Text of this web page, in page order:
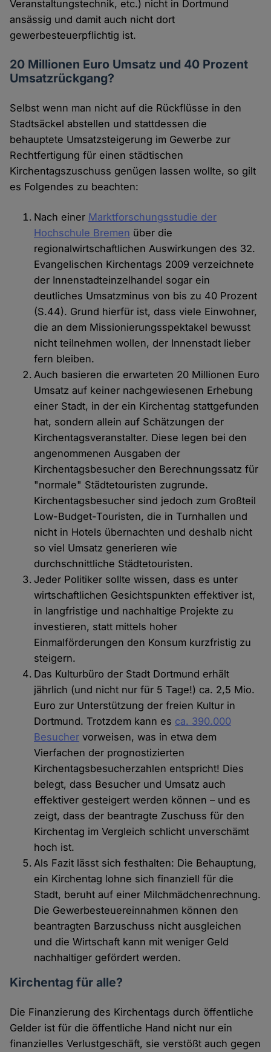
Veranstaltungstechnik, etc.) nicht in Dortmund
ansässig und damit auch nicht dort
gewerbesteuerpflichtig ist.
20 Millionen Euro Umsatz und 40 Prozent
Umsatzrückgang?
Selbst wenn man nicht auf die Rückflüsse in den
Stadtsäckel abstellen und stattdessen die
behauptete Umsatzsteigerung im Gewerbe zur
Rechtfertigung für einen städtischen
Kirchentagszuschuss genügen lassen wollte, so gilt
es Folgendes zu beachten:
Nach einer Marktforschungsstudie der
Hochschule Bremen über die
regionalwirtschaftlichen Auswirkungen des 32.
Evangelischen Kirchentags 2009 verzeichnete
der Innenstadteinzelhandel sogar ein
deutliches Umsatzminus von bis zu 40 Prozent
(S.44). Grund hierfür ist, dass viele Einwohner,
die an dem Missionierungsspektakel bewusst
nicht teilnehmen wollen, der Innenstadt lieber
fern bleiben.
Auch basieren die erwarteten 20 Millionen Euro
Umsatz auf keiner nachgewiesenen Erhebung
einer Stadt, in der ein Kirchentag stattgefunden
hat, sondern allein auf Schätzungen der
Kirchentagsveranstalter. Diese legen bei den
angenommenen Ausgaben der
Kirchentagsbesucher den Berechnungssatz für
"normale" Städtetouristen zugrunde.
Kirchentagsbesucher sind jedoch zum Großteil
Low-Budget-Touristen, die in Turnhallen und
nicht in Hotels übernachten und deshalb nicht
so viel Umsatz generieren wie
durchschnittliche Städtetouristen.
Jeder Politiker sollte wissen, dass es unter
wirtschaftlichen Gesichtspunkten effektiver ist,
in langfristige und nachhaltige Projekte zu
investieren, statt mittels hoher
Einmalförderungen den Konsum kurzfristig zu
steigern.
Das Kulturbüro der Stadt Dortmund erhält
jährlich (und nicht nur für 5 Tage!) ca. 2,5 Mio.
Euro zur Unterstützung der freien Kultur in
Dortmund. Trotzdem kann es ca. 390.000
Besucher vorweisen, was in etwa dem
Vierfachen der prognostizierten
Kirchentagsbesucherzahlen entspricht! Dies
belegt, dass Besucher und Umsatz auch
effektiver gesteigert werden können – und es
zeigt, dass der beantragte Zuschuss für den
Kirchentag im Vergleich schlicht unverschämt
hoch ist.
Als Fazit lässt sich festhalten: Die Behauptung,
ein Kirchentag lohne sich finanziell für die
Stadt, beruht auf einer Milchmädchenrechnung.
Die Gewerbesteuereinnahmen können den
beantragten Barzuschuss nicht ausgleichen
und die Wirtschaft kann mit weniger Geld
nachhaltiger gefördert werden.
Kirchentag für alle?
Die Finanzierung des Kirchentags durch öffentliche
Gelder ist für die öffentliche Hand nicht nur ein
finanzielles Verlustgeschäft, sie verstößt auch gegen